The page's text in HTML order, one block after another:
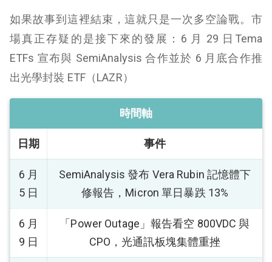
如果故事到這裡結束，這就只是一次多空論戰。市
場真正存疑的是接下來的發展：6 月 29 日Tema
ETFs 宣布與 SemiAnalysis 合作並於 6 月底合作推
出光學封裝 ETF（LAZR）
時間軸
日期 事件
6 月
5 日
SemiAnalysis 發布 Vera Rubin 記憶體下
修報告，Micron 單日暴跌 13%
6 月
9 日
「Power Outage」報告看空 800VDC 與
CPO，光通訊板塊集體重挫